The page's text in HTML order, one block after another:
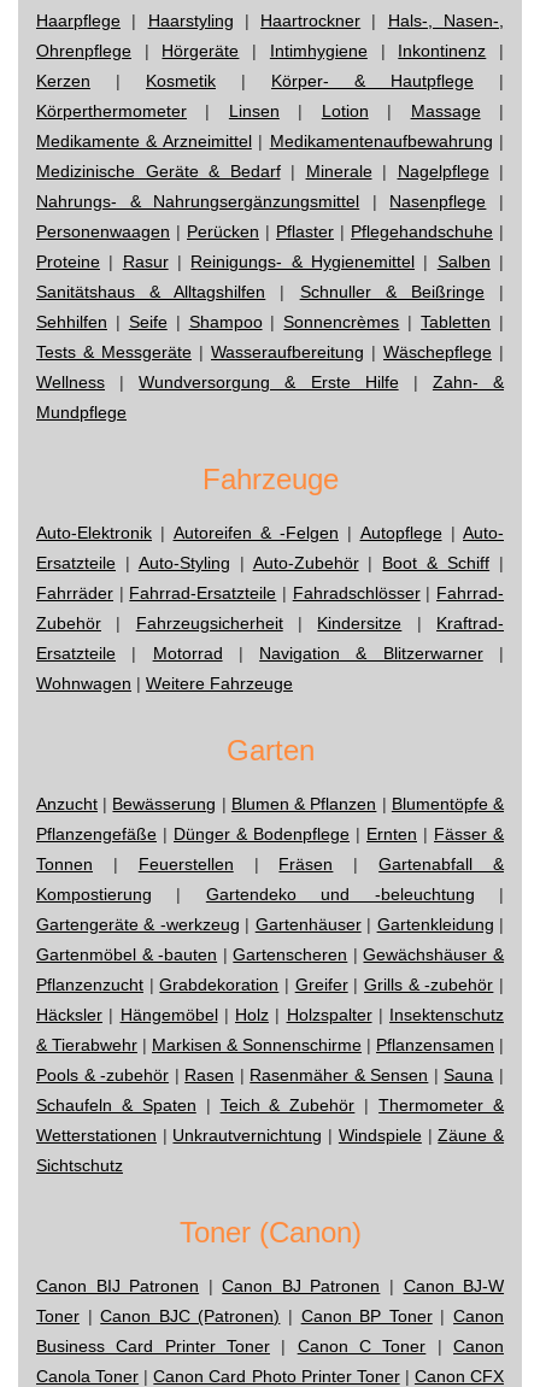
Haarpflege | Haarstyling | Haartrockner | Hals-, Nasen-,
Ohrenpflege | Hörgeräte | Intimhygiene| Inkontinenz |
Kerzen | Kosmetik | Körper- & Hautpflege |
Körperthermometer | Linsen | Lotion | Massage|
Medikamente & Arzneimittel| Medikamentenaufbewahrung |
Medizinische Geräte & Bedarf| Minerale| Nagelpflege|
Nahrungs- & Nahrungsergänzungsmittel | Nasenpflege |
Personenwaagen | Perücken | Pflaster | Pflegehandschuhe |
Proteine | Rasur| Reinigungs- & Hygienemittel | Salben |
Sanitätshaus & Alltagshilfen | Schnuller & Beißringe|
Sehhilfen | Seife| Shampoo|Sonnencrèmes |Tabletten |
Tests & Messgeräte | Wasseraufbereitung | Wäschepflege |
Wellness |Wundversorgung & Erste Hilfe| Zahn- &
Mundpflege
Fahrzeuge
Auto-Elektronik | Autoreifen & -Felgen | Autopflege| Auto-
Ersatzteile | Auto-Styling | Auto-Zubehör| Boot & Schiff |
Fahrräder | Fahrrad-Ersatzteile | Fahradschlösser| Fahrrad-
Zubehör | Fahrzeugsicherheit| Kindersitze | Kraftrad-
Ersatzteile | Motorrad | Navigation & Blitzerwarner|
Wohnwagen | Weitere Fahrzeuge
Garten
Anzucht | Bewässerung | Blumen & Pflanzen | Blumentöpfe &
Pflanzengefäße | Dünger & Bodenpflege | Ernten | Fässer &
Tonnen | Feuerstellen | Fräsen |Gartenabfall &
Kompostierung | Gartendeko und -beleuchtung |
Gartengeräte & -werkzeug | Gartenhäuser| Gartenkleidung |
Gartenmöbel & -bauten |Gartenscheren |Gewächshäuser &
Pflanzenzucht |Grabdekoration | Greifer|Grills & -zubehör |
Häcksler | Hängemöbel| Holz | Holzspalter| Insektenschutz
& Tierabwehr | Markisen & Sonnenschirme | Pflanzensamen |
Pools & -zubehör | Rasen | Rasenmäher & Sensen |Sauna |
Schaufeln & Spaten | Teich & Zubehör |Thermometer &
Wetterstationen | Unkrautvernichtung | Windspiele|Zäune &
Sichtschutz
Toner (Canon)
Canon BIJ Patronen |Canon BJ Patronen | Canon BJ-W
Toner |Canon BJC (Patronen) | Canon BP Toner|Canon
Business Card Printer Toner | Canon C Toner |Canon
Canola Toner |Canon Card Photo Printer Toner| Canon CFX